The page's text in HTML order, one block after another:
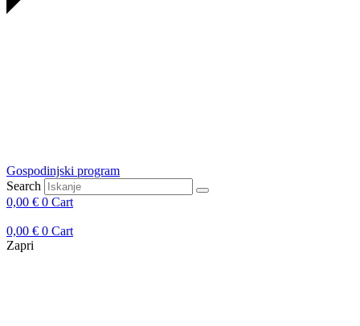
Gospodinjski program
Search
0,00 € 0 Cart
0,00 € 0 Cart
Zapri